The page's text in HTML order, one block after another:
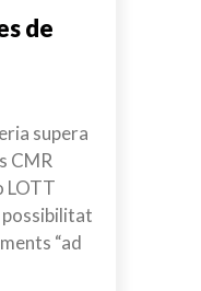
de
supera
CMR
LOTT
“ad